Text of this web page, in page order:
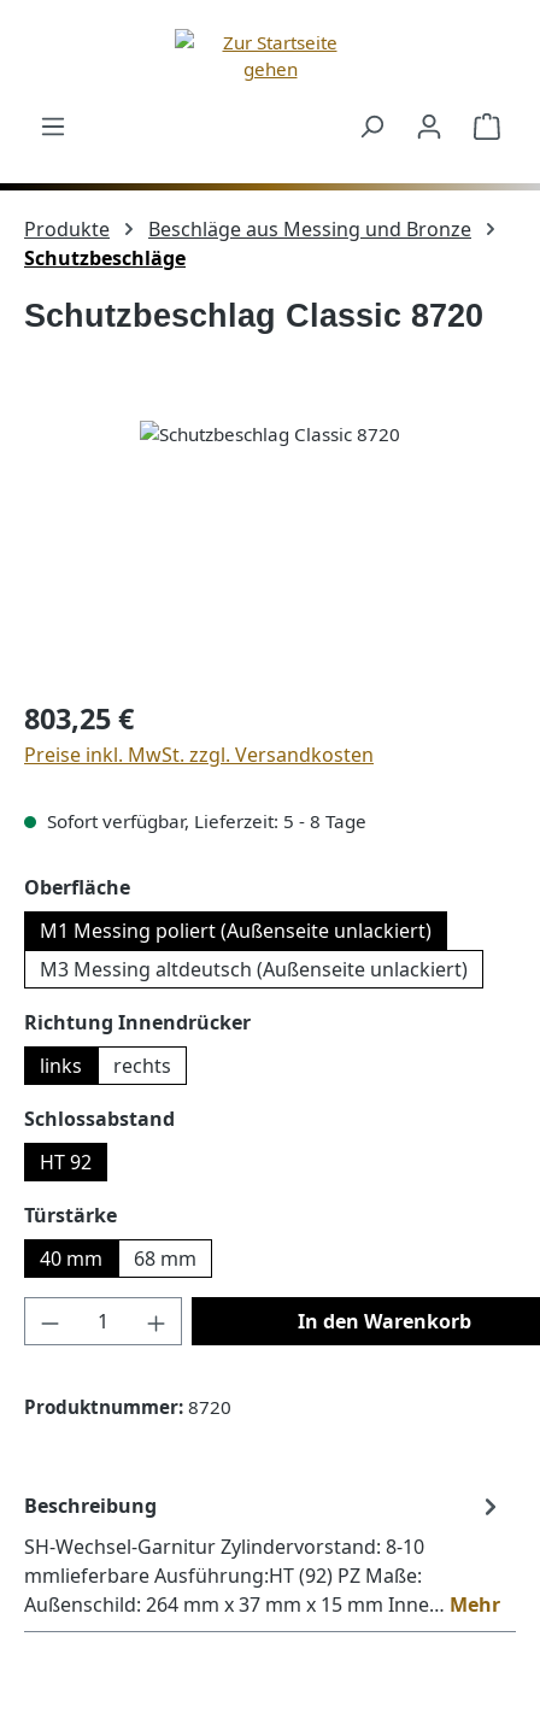
Zum Hauptinhalt springen
Produkte
Beschläge aus Messing und Bronze
Schutzbeschläge
Schutzbeschlag Classic 8720
Bildergalerie überspringen
Regulärer Preis:
803,25 €
Preise inkl. MwSt. zzgl. Versandkosten
Sofort verfügbar, Lieferzeit: 5 - 8 Tage
Oberflächeauswählen
M1 Messing poliert (Außenseite unlackiert)
M3 Messing altdeutsch (Außenseite unlackiert)
Richtung Innendrückerauswählen
links
rechts
Schlossabstand
HT 92
Türstärkeauswählen
40 mm
68 mm
Produkt Anzahl: Gib den gewünschten
In den Warenkorb
Produktnummer: 8720
Beschreibung
SH-Wechsel-Garnitur Zylindervorstand: 8-10
mmlieferbare Ausführung:HT (92) PZ Maße:
Außenschild: 264 mm x 37 mm x 15 mm Inne… Mehr